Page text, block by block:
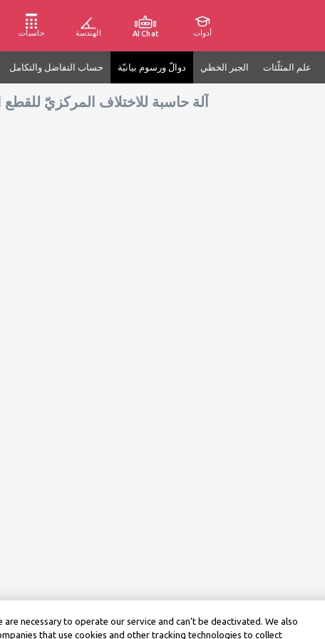
حاسبات الهندسة AI Chat أدوات
حساب التفاضل والتكامل دوالّ ورسوم بيانيّة الجبر الخطي علم المثلّثات
آلة حاسبة للاختلاف المركزيّ للقطع
necessary to operate our service and can’t be deactivated. We also
that use cookies and other tracking technologies to collect